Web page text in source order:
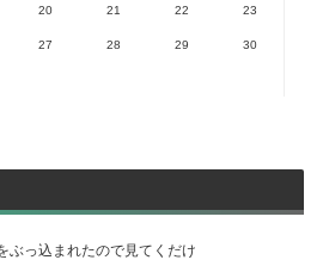
20 21 22 23
27 28 29 30
ぶっ込まれたので見てくだけ